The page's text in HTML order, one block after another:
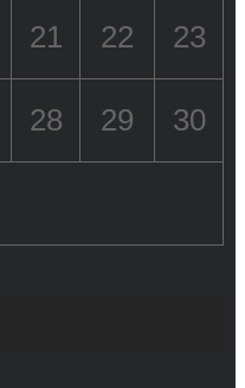
21 22 23
28 29 30